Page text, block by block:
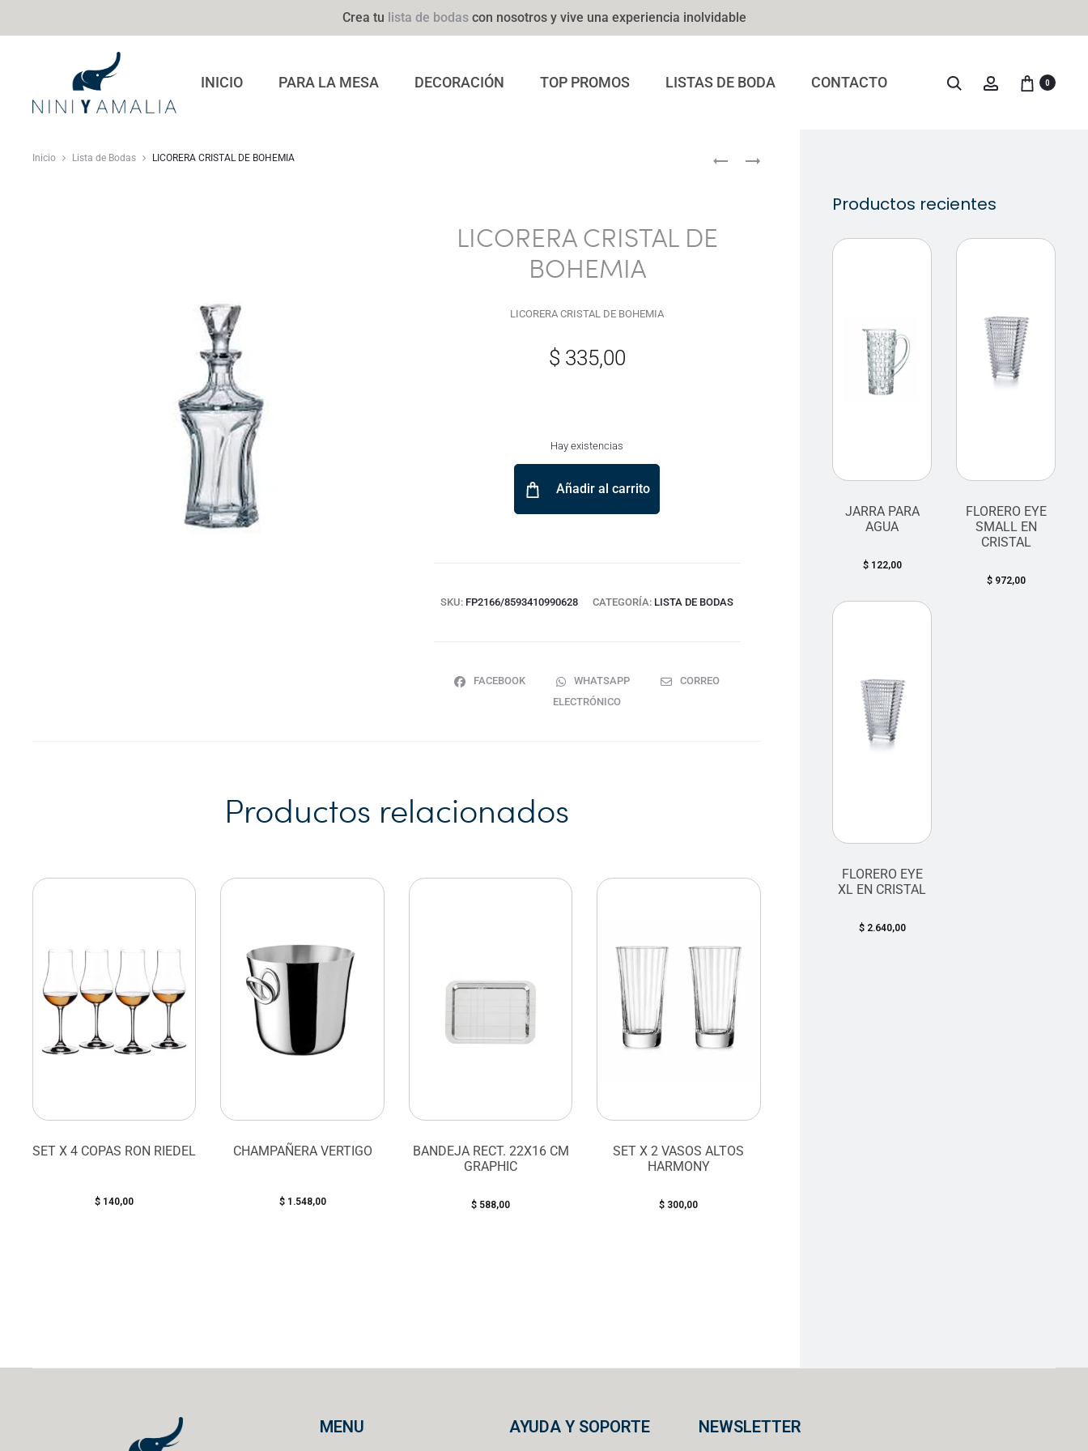
Crea tu lista de bodascon nosotros y vive una experiencia inolvidable
INICIO PARA LA MESA DECORACIÓN TOP PROMOS LISTAS DE BODA CONTACTO 0
Inicio Lista de Bodas LICORERA CRISTAL DE BOHEMIA
LICORERA CRISTAL DE
BOHEMIA
LICORERA CRISTAL DE BOHEMIA
$ 335,00
Hay existencias
Añadir al carrito
SKU: FP2166/8593410990628 CATEGORÍA: LISTA DE BODAS
FACEBOOK WHATSAPP
CORREO
ELECTRÓNICO
Productos relacionados
SET X 4 COPAS RON RIEDEL
$ 140,00
CHAMPAÑERA VERTIGO
$1.548,00
BANDEJA RECT. 22X16 CM
GRAPHIC
$ 588,00
SET X 2 VASOS ALTOS
HARMONY
$ 300,00
Productos recientes
JARRA PARA
AGUA
$122,00
FLORERO EYE
SMALL EN
CRISTAL
$972,00
FLORERO EYE
XL EN CRISTAL
$2.640,00
MENU AYUDA Y SOPORTE NEWSLETTER